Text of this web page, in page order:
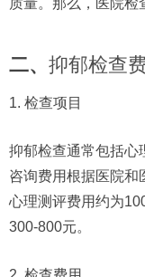
质量。那么，医院检
二、 抑郁检查
1. 检查项目
抑郁检查通常包括心
咨询费用根据医院和
心理测评费用约为
300-800元。